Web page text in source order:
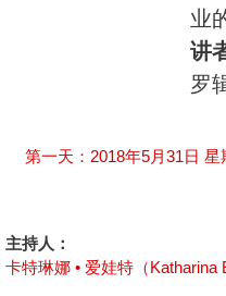
业
讲
罗
第一天：2018年5月31日 星
主持人：
卡特琳娜 • 爱娃特（Katharina